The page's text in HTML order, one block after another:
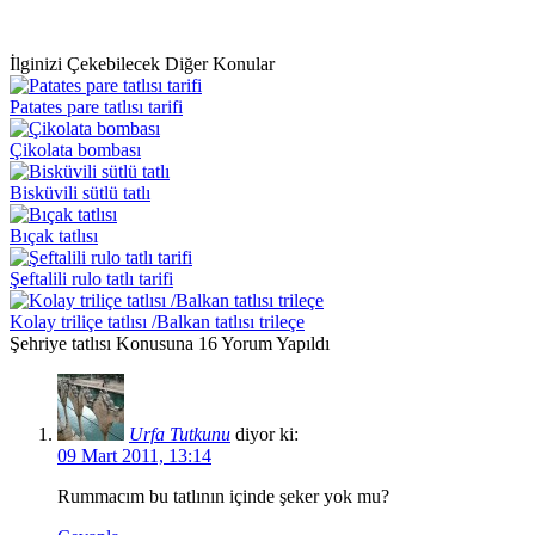
İlginizi Çekebilecek Diğer Konular
Patates pare tatlısı tarifi
Çikolata bombası
Bisküvili sütlü tatlı
Bıçak tatlısı
Şeftalili rulo tatlı tarifi
Kolay triliçe tatlısı /Balkan tatlısı trileçe
Şehriye tatlısı Konusuna 16 Yorum Yapıldı
Urfa Tutkunu diyor ki:
09 Mart 2011, 13:14
Rummacım bu tatlının içinde şeker yok mu?